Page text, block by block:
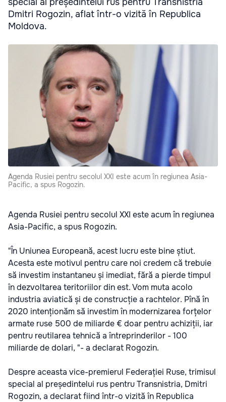
Dmitri Rogozin, aflat într-o vizită în Republica
Moldova.
Agenda Rusiei pentru secolul XXI este acum în regiunea Asia-
Pacific, a spus Rogozin.
Agenda Rusiei pentru secolul XXI este acum în regiunea
Asia-Pacific, a spus Rogozin.
"În Uniunea Europeană, acest lucru este bine știut.
Acesta este motivul pentru care noi credem că trebuie
să investim instantaneu și imediat, fără a pierde timpul
în dezvoltarea teritoriilor din est. Vom muta acolo
industria aviatică și de construcție a rachtelor. Pînă în
2020 intenționăm să investim în modernizarea forțelor
armate ruse 500 de miliarde € doar pentru achiziții, iar
pentru reutilarea tehnică a întreprinderilor - 100
miliarde de dolari, "- a declarat Rogozin.
Despre aceasta vice-premierul Federației Ruse, trimisul
special al președintelui rus pentru Transnistria, Dmitri
Rogozin, a declarat fiind într-o vizită în Republica